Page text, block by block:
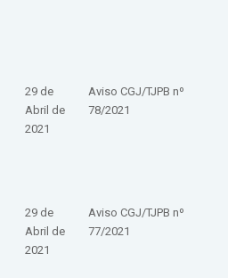
29 de
Abril de
2021
Aviso CGJ/TJPB nº
78/2021
29 de
Abril de
2021
Aviso CGJ/TJPB nº
77/2021